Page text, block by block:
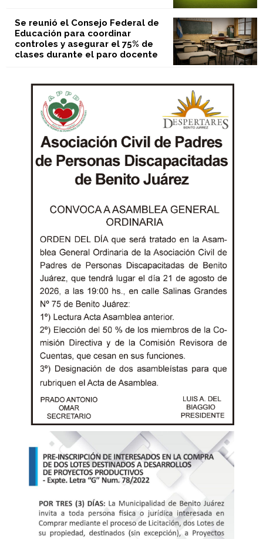
Se reunió el Consejo Federal de
Educación para coordinar
controles y asegurar el 75% de
clases durante el paro docente